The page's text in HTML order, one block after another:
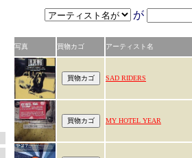
が
写真 買物カゴ アーティスト名
SAD RIDERS
MY HOTEL YEAR